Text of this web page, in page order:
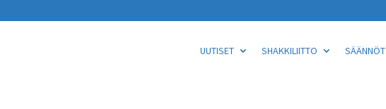
UUTISET SHAKKILIITTO SÄÄNNÖT